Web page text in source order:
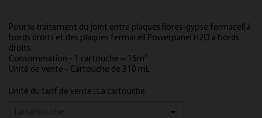
Pour le traitement du joint entre plaques fibres-gypse fermacell à
bords droits et des plaques fermacell Powerpanel H2O à bords
droits.
Consommation - 1 cartouche = 15m²
Unité de vente - Cartouche de 310 mL
Unité du tarif de vente : La cartouche